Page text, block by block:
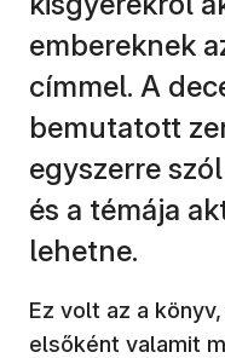
embereknek
címmel. A
bemutatott
egyszerre
és a témája
lehetne.
Ez volt az a
elsőként valamit